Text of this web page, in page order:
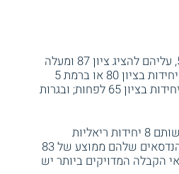
במסגרת תנאי הקבלה להנדסת חשמל, יש צורך בציון התאמה של לפחות 590, עליהם להציג ציון 87 ומעלה
בבגרויות וציון פסיכומטרי 600 לפחות. יש צורך בבגרות במתמטיקה ברמת 4 יחידות בציון 80 או ברמת 5
יחידות בציון 70 ומעלה; בגרות באנגלית ברמת 4 יחידות בציון 70 או ברמת 5 יחידות בציון 65 לפחות; ובגרות
בעלי ממוצע בגרות של 97 ומעלה יכולים להתקבל גם בלי פסיכומטרי, אם ברשותם 8 יחידות ריאליות
בבגרות ומתוכן 4 יחידות במתמטיקה. האוניברסיטה מקבלת גם בוגרי לימודי הנדסאים שלהם ממוצע של 83
הקבלה המדויקים ביותר יש